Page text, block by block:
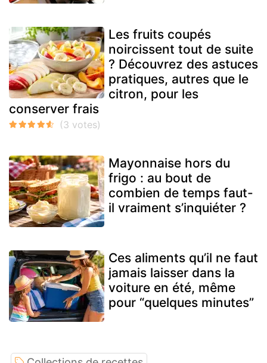
Les fruits coupés
noircissent tout de suite
? Découvrez des astuces
pratiques, autres que le
citron, pour les
conserver frais
Mayonnaise hors du
frigo : au bout de
combien de temps faut-
il vraiment s’inquiéter ?
Ces aliments qu’il ne faut
jamais laisser dans la
voiture en été, même
pour “quelques minutes”